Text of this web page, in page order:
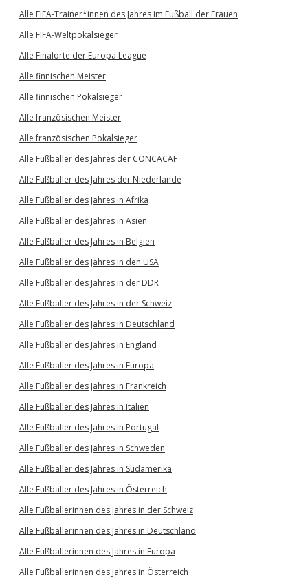
Alle FIFA-Trainer*innen des Jahres im Fußball der Frauen
Alle FIFA-Weltpokalsieger
Alle Finalorte der Europa League
Alle finnischen Meister
Alle finnischen Pokalsieger
Alle französischen Meister
Alle französischen Pokalsieger
Alle Fußballer des Jahres der CONCACAF
Alle Fußballer des Jahres der Niederlande
Alle Fußballer des Jahres in Afrika
Alle Fußballer des Jahres in Asien
Alle Fußballer des Jahres in Belgien
Alle Fußballer des Jahres in den USA
Alle Fußballer des Jahres in der DDR
Alle Fußballer des Jahres in der Schweiz
Alle Fußballer des Jahres in Deutschland
Alle Fußballer des Jahres in England
Alle Fußballer des Jahres in Europa
Alle Fußballer des Jahres in Frankreich
Alle Fußballer des Jahres in Italien
Alle Fußballer des Jahres in Portugal
Alle Fußballer des Jahres in Schweden
Alle Fußballer des Jahres in Südamerika
Alle Fußballer des Jahres in Österreich
Alle Fußballerinnen des Jahres in der Schweiz
Alle Fußballerinnen des Jahres in Deutschland
Alle Fußballerinnen des Jahres in Europa
Alle Fußballerinnen des Jahres in Österreich